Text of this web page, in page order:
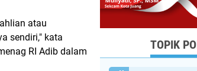
atau
sendiri," kata
RI Adib dalam
TOPIK